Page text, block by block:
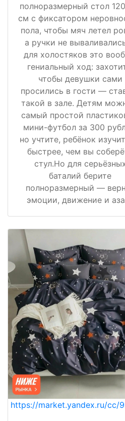
полноразмерный стол
см с фиксатором
пола, чтобы мяч летел
а ручки не
для холостяков это
гениальный ход:
чтобы девушки сами
просились в гости —
такой в зале. Детям
самый простой
мини-футбол за 300
но учтите, ребёнок
быстрее, чем вы
стул.Но для
баталий берите
полноразмерный —
эмоции, движение и
https://market.yandex.ru/cc/